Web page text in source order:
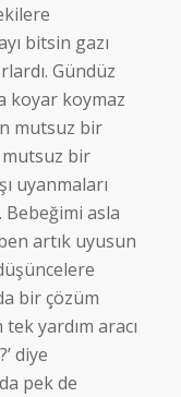
bitsin gazı
Gündüz
koyar koymaz
mutsuz bir
mutsuz bir
uyanmaları
Bebeğimi asla
artık uyusun
bir çözüm
yardım aracı
diye
pek de